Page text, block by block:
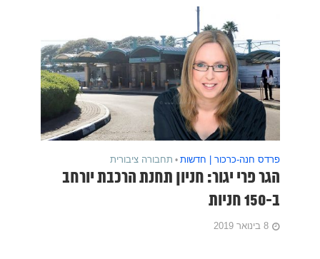
פרדס חנה-כרכור | חדשות • תחבורה ציבורית
הגר פרי יגור: חניון תחנת הרכבת יורחב
ב-150 חניות
8 בינואר 2019